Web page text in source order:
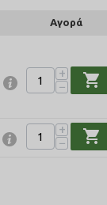
Αγορά
+
−
shopping_cart
+
−
shopping_cart